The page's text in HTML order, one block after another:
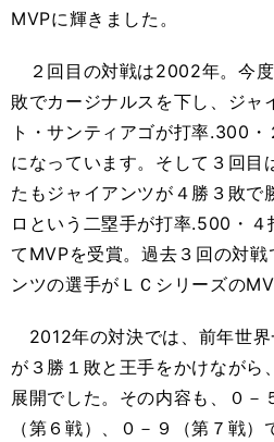
MVPに輝きました。
２回目の対戦は2002年。今度
敗でカージナルスを下し、ジャ
ト・サンティアゴが打率.300
になっています。そして３回目
たもジャイアンツが４勝３敗で
ロという二塁手が打率.500・
てMVPを受賞。過去３回の対
ンツの選手がＬＣシリーズの
2012年の対決では、前年世界
が３勝１敗と王手をかけながら
展開でした。その内容も、０－
（第６戦）、０－９（第７戦